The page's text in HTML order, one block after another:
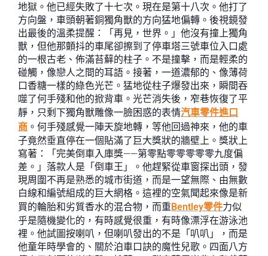
地獄。他已經失敗了十七次。現在是第十八次。他打了
方向盤，車頭朝著銅獨角獸的方向猛地偏轉。後視鏡發
出最後的溫柔提醒：「再見，世界。」他沒有撞上獨角
獸，但他那顫抖的車尾卻擦到了停車塔三號車位入口處
的一根古老、佈滿苔蘚的柱子。不是撞擊，而是輕柔的
碰觸，像戀人之間的耳語。接著，一道濃郁的、像薄荷
口香糖一樣的綠色光芒。猛地從柱子爆發出來，瞬間吞
噬了何手殘和他的掀背車。光芒消失後，窄巷恢復了平
靜，只剩下獨角獸雕像一臉困惑的表情汽車零件進口
商 。何手殘感覺一陣天旋地轉，等他回過神來，他的車
子竟然垂直停在一個貼滿了巨大獎狀的牆壁上。獎狀上
寫著：「完美倒車入庫獎——第零點零零零零零九度偏
差。」落款人是「倒車王」。他趕緊從車窗探出頭，發
現周圍不再是熟悉的城市街道，而是一望無際、由無數
白線和編號組成的巨大網格。這裡的空氣聞起來像是新
買的輪胎和劣質香水的混合物，而重Bentley零件力似
乎是隨機變化的，有時感覺很重，有時像漂浮在游泳池
裡。他試圖按喇叭，但喇叭發出的不是「叭叭」，而是
他童年時學會的、關於泊車口訣的魔性兒歌。四面八方